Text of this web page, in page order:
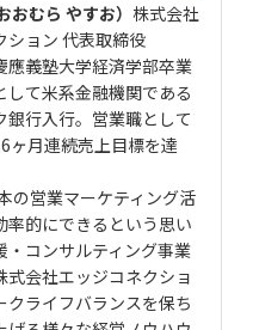
おむら やすお） 株式会社
ション 代表取締役
應義塾大学経済学部卒業
して米系金融機関である
銀行入行。営業職として
ヶ月連続売上目標を達
の営業マーケティング活
率的にできるという思い
・コンサルティング事業
式会社エッジコネクショ
クライフバランスを保ち